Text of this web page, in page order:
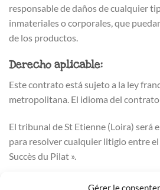
responsable de daños de cualquier
inmateriales o corporales, que
de los productos.
Derecho aplicable:
Este contrato está sujeto a la ley
metropolitana. El idioma del contrato
El tribunal de St Etienne (Loira) será
para resolver cualquier litigio entre el
Succès du Pilat ».
Confidencialidad de datos: